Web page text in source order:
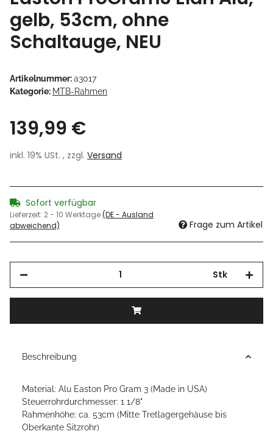
gelb, 53cm, ohne
Schaltauge, NEU
Artikelnummer:a3017
Kategorie: MTB-Rahmen
139,99 €
inkl. 19% USt. , zzgl. Versand
Sofort verfügbar
Lieferzeit: 2 - 10 Werktage(DE - Ausland
abweichend)
Frage zum Artikel
Stk
Beschreibung
Material: Alu Easton Pro Gram 3 (Made in USA)
Steuerrohrdurchmesser: 1 1/8"
Rahmenhöhe: ca. 53cm (Mitte Tretlagergehäuse bis
Oberkante Sitzrohr)